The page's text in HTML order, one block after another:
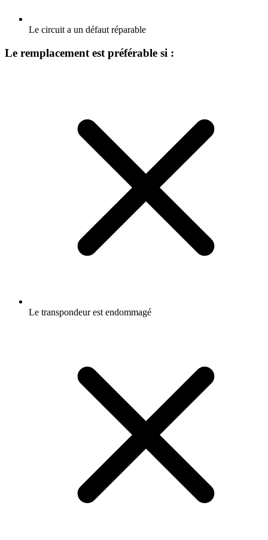
Le circuit a un défaut réparable
Le remplacement est préférable si :
Le transpondeur est endommagé